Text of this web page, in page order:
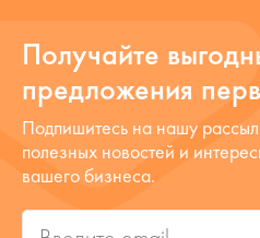
Получайте
предложения
Подпишитесь на нашу
полезных новостей и
вашего бизнеса.